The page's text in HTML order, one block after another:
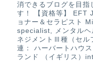
消できるブログを目指
す！ 【資格等】 EFT
ョナー＆セラピスト
specialist, メンタルヘ
ネジメントⅢ種（セル
連： ハーバートハウ
ランド （イギリス）